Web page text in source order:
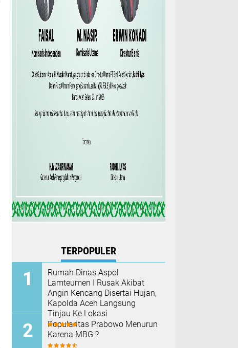
TERPOPULER
Rumah Dinas Aspol
Lamteumen I Rusak Akibat
Angin Kencang Disertai Hujan,
Kapolda Aceh Langsung
Tinjau Ke Lokasi
Popularitas Prabowo Menurun
Karena MBG ?